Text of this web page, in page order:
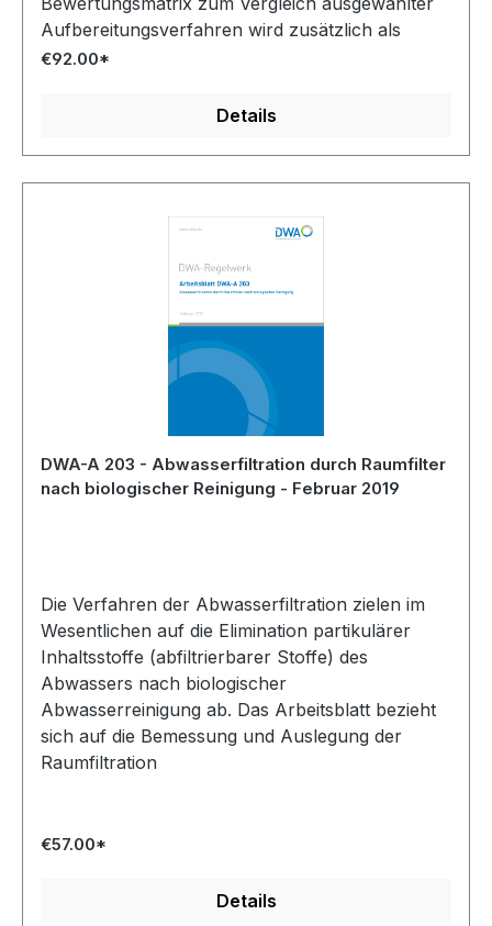
Aufbereitungsverfahren wird zusätzlich als
digitale Datei bereitgestellt.
€92.00*
Details
DWA-A 203 - Abwasserfiltration durch Raumfilter
nach biologischer Reinigung - Februar 2019
Die Verfahren der Abwasserfiltration zielen im
Wesentlichen auf die Elimination partikulärer
Inhaltsstoffe (abfiltrierbarer Stoffe) des
Abwassers nach biologischer
Abwasserreinigung ab. Das Arbeitsblatt bezieht
sich auf die Bemessung und Auslegung der
Raumfiltration
€57.00*
Details